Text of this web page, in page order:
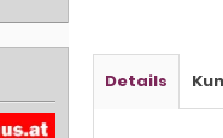
Details